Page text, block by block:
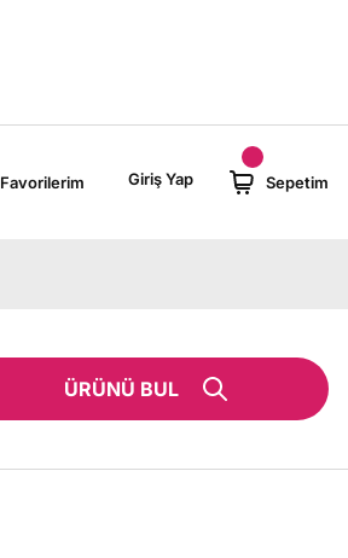
Favorilerim Giriş Yap Sepetim
ÜRÜNÜ BUL